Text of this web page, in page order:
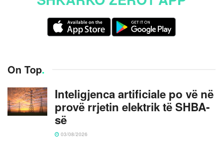
On Top.
Inteligjenca artificiale po vë në
provë rrjetin elektrik të SHBA-
së
03/08/2026